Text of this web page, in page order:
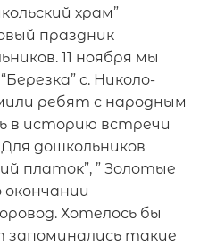
храм”
праздник
11 ноября мы
с. Николо-
ребят с народным
в историю встречи
дошкольников
платок”, ” Золотые
окончании
Хотелось бы
такие